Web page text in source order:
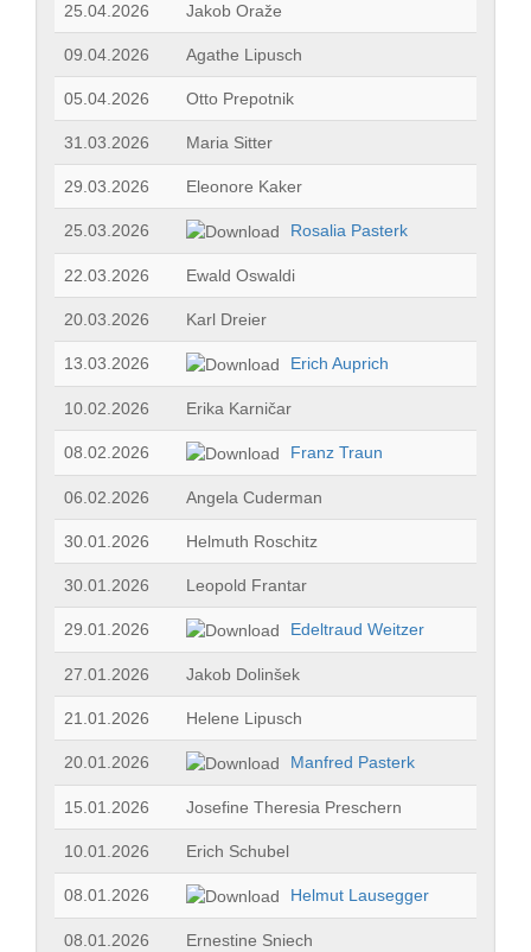
25.04.2026 Jakob Oraže
09.04.2026 Agathe Lipusch
05.04.2026 Otto Prepotnik
31.03.2026 Maria Sitter
29.03.2026 Eleonore Kaker
25.03.2026 Rosalia Pasterk
22.03.2026 Ewald Oswaldi
20.03.2026 Karl Dreier
13.03.2026 Erich Auprich
10.02.2026 Erika Karničar
08.02.2026 Franz Traun
06.02.2026 Angela Cuderman
30.01.2026 Helmuth Roschitz
30.01.2026 Leopold Frantar
29.01.2026 Edeltraud Weitzer
27.01.2026 Jakob Dolinšek
21.01.2026 Helene Lipusch
20.01.2026 Manfred Pasterk
15.01.2026 Josefine Theresia Preschern
10.01.2026 Erich Schubel
08.01.2026 Helmut Lausegger
08.01.2026 Ernestine Sniech